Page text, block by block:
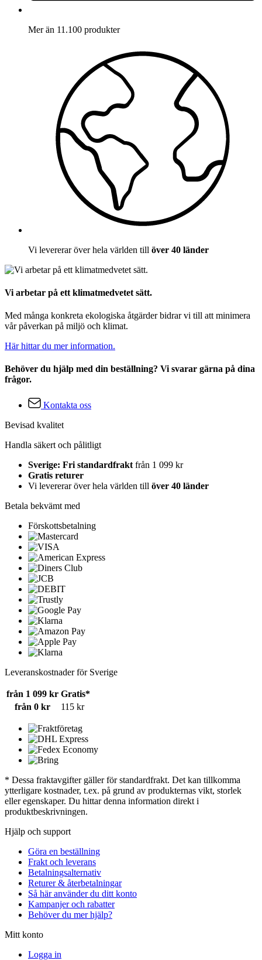
Mer än 11.100 produkter
Vi levererar över hela världen till över 40 länder
Vi arbetar på ett klimatmedvetet sätt.
Med många konkreta ekologiska åtgärder bidrar vi till att minimera
vår påverkan på miljö och klimat.
Här hittar du mer information.
Behöver du hjälp med din beställning? Vi svarar gärna på dina
frågor.
Kontakta oss
Bevisad kvalitet
Handla säkert och pålitligt
Sverige: Fri standardfrakt från 1 099 kr
Gratis returer
Vi levererar över hela världen till över 40 länder
Betala bekvämt med
Förskottsbetalning
Leveranskostnader för Sverige
från 1 099 kr Gratis*
från 0 kr
115 kr
* Dessa fraktavgifter gäller för standardfrakt. Det kan tillkomma
ytterligare kostnader, t.ex. på grund av produkternas vikt, storlek
eller egenskaper. Du hittar denna information direkt i
produktbeskrivningen.
Hjälp och support
Göra en beställning
Frakt och leverans
Betalningsalternativ
Returer & återbetalningar
Så här använder du ditt konto
Kampanjer och rabatter
Behöver du mer hjälp?
Mitt konto
Logga in